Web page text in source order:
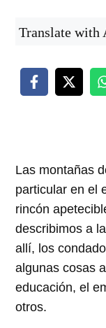
Translate with
Las montañas
particular en el
rincón
describimos a
allí, los
algunas cosas
educación, el
otros.